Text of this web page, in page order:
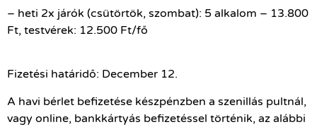
– heti 2x járók (csütörtök, szombat): 5 alkalom – 13.800
Ft, testvérek: 12.500 Ft/fő
Fizetési határidő: December 12.
A havi bérlet befizetése készpénzben a szenillás pultnál,
vagy online, bankkártyás befizetéssel történik, az alábbi